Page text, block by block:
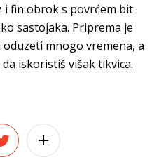
i fin obrok s povrćem bit
sastojaka. Priprema je
mnogo vremena, a
iskoristiš višak tikvica.